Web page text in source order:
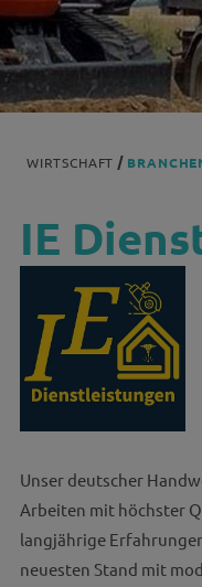
WIRTSCHAFT
IE
Unser deutscher
Arbeiten mit höchster
langjährige
neuesten Stand mit